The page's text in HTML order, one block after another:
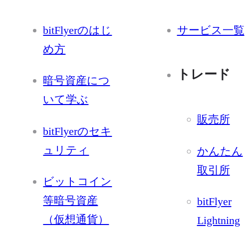
bitFlyerのはじ
め方
暗号資産につ
いて学ぶ
bitFlyerのセキ
ュリティ
ビットコイン
等暗号資産
（仮想通貨）
サービス一覧
トレード
販売所
かんたん
取引所
bitFlyer
Lightning